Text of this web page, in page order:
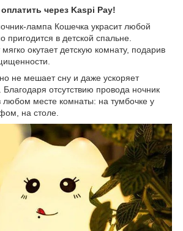
через Kaspi Pay!
лампа Кошечка украсит любой
пригодится в детской спальне.
окутает детскую комнату, подарив
не мешает сну и даже ускоряет
отсутствию провода ночник
любом месте комнаты: на тумбочке у
на столе.